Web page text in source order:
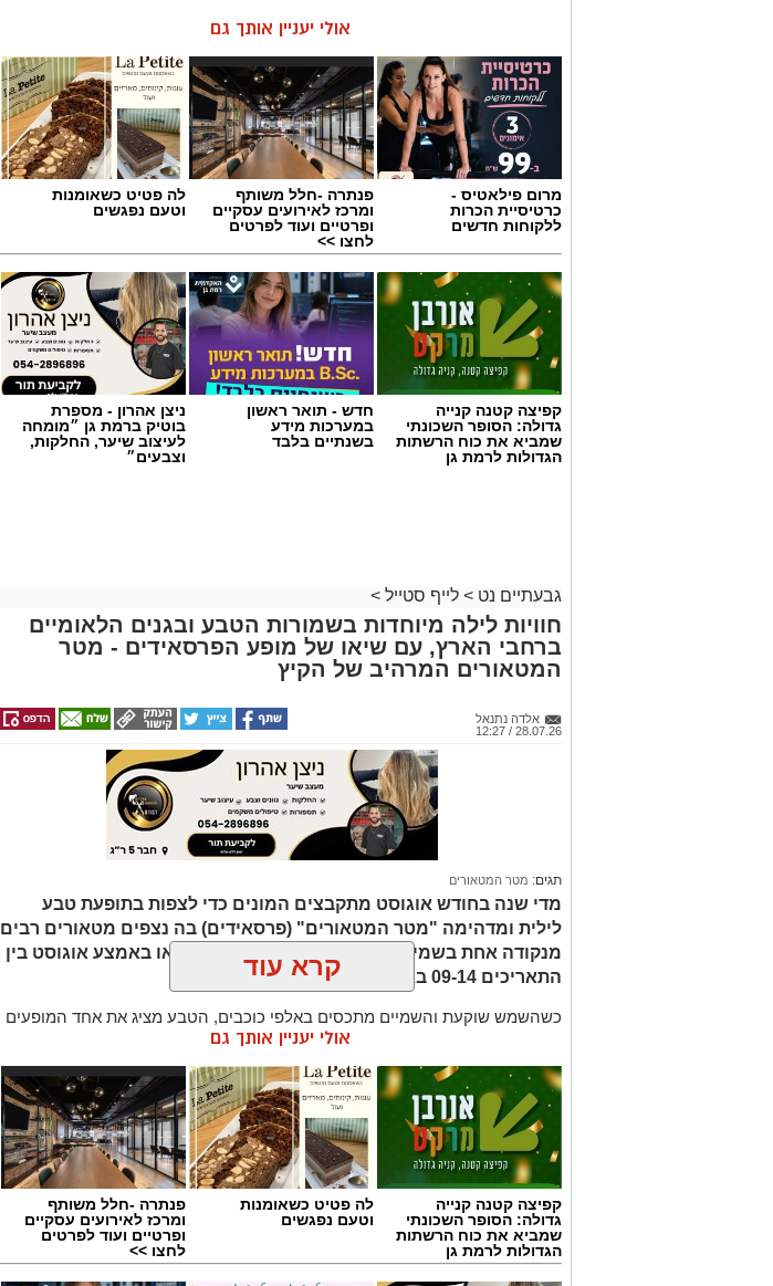
אולי יעניין אותך גם
מרום פילאטיס -
כרטיסיית הכרות
ללקוחות חדשים
פנתרה -חלל משותף
ומרכז לאירועים עסקיים
ופרטיים ועוד לפרטים
לחצו >>
לה פטיט כשאומנות
וטעם נפגשים
קפיצה קטנה קנייה
גדולה: הסופר השכונתי
שמביא את כוח הרשתות
הגדולות לרמת גן
חדש - תואר ראשון
במערכות מידע
בשנתיים בלבד
ניצן אהרון - מספרת
בוטיק ברמת גן ״מומחה
לעיצוב שיער, החלקות,
וצבעים״
גבעתיים נט > לייף סטייל >
חוויות לילה מיוחדות בשמורות הטבע ובגנים הלאומיים
ברחבי הארץ, עם שיאו של מופע הפרסאידים - מטר
המטאורים המרהיב של הקיץ
אלדה נתנאל
28.07.26 / 12:27
תגים: מטר המטאורים
מדי שנה בחודש אוגוסט מתקבצים המונים כדי לצפות בתופעת טבע
לילית ומדהימה "מטר המטאורים" (פרסאידים) בה נצפים מטאורים רבים
מנקודה אחת בשמי הלילה. השנה המטר מגיע לשיאו באמצע אוגוסט בין
התאריכים 09-14 באוגוסט 2026.
כשהשמש שוקעת והשמיים מתכסים באלפי כוכבים, הטבע מציג את אחד המופעים
המרהיבים של השנה - מטר הפרסאידים. זו ההזדמנות לעצור לרגע, להתרחק
לכת, ערפיליות וסיפורי חלל.
מטר הפרסאידים, מתרחש כתוצאה ממפגש כדור הארץ עם השובל של כוכב השביט
סוויפט-טאטל, הוא נחשב כמטר גדול במיוחד שבו ניתן לראות מטאורים רבים בלי
שימוש באמצעי ראייה. בשיא המטר, קצב המטאורים הנראים מגיע ל-80 עד 100
מטאורים בשעה.
רשות הטבע והגנים מזמינה אתכם ללילות קסומים תחת כיפת השמיים, עם חוויות
טבע ייחודיות ברחבי הארץ, מתצפיות מודרכות במטר הפרסאידים ובגרמי שמיים,
דרך סיורי לילה, שקיעות מדבריות ולינה בחניוני הלילה ועד פעילויות לכל המשפחה
קרא עוד
אולי יעניין אותך גם
קפיצה קטנה קנייה
גדולה: הסופר השכונתי
שמביא את כוח הרשתות
הגדולות לרמת גן
לה פטיט כשאומנות
וטעם נפגשים
פנתרה -חלל משותף
ומרכז לאירועים עסקיים
ופרטיים ועוד לפרטים
לחצו >>